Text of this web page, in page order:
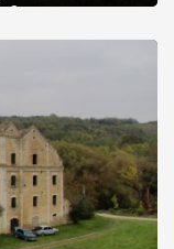
Загалом цвинтар